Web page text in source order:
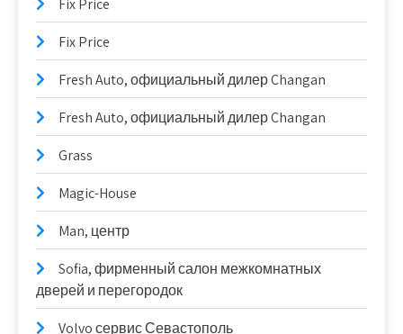
Fix Price
Fix Price
Fresh Auto, официальный дилер Changan
Fresh Auto, официальный дилер Changan
Grass
Magic-House
Man, центр
Sofia, фирменный салон межкомнатных
дверей и перегородок
Volvo сервис Севастополь